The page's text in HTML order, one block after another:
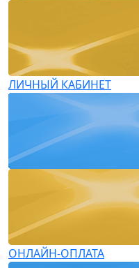
ЛИЧНЫЙ КАБИНЕТ
ОНЛАЙН-ОПЛАТА